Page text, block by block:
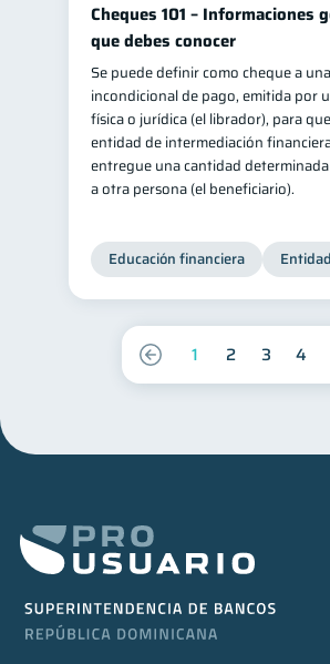
Cheques 101 – Informaciones
que debes conocer
Se puede definir como cheque a
incondicional de pago, emitida por
física o jurídica (el librador), para
entidad de intermediación
entregue una cantidad
a otra persona (el beneficiario).
Educación financiera
1 2 3 4